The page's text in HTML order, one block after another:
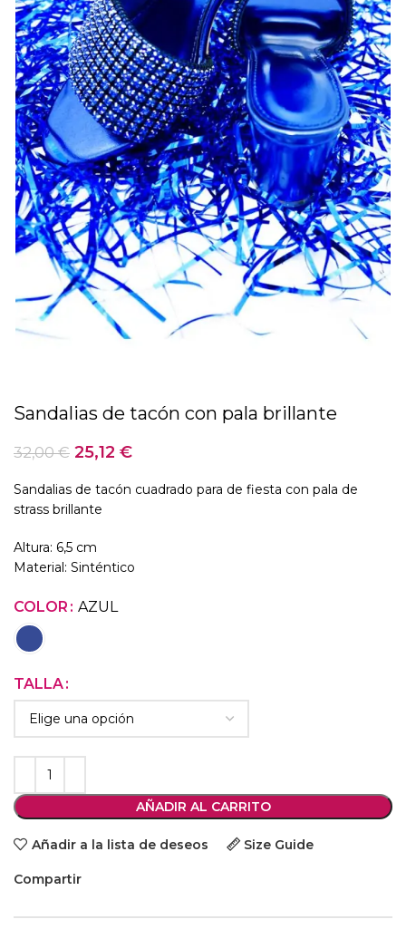
Sandalias de tacón con pala brillante
32,00€ 25,12 €
Sandalias de tacón cuadrado para de fiesta con pala de
strass brillante
Altura: 6,5 cm
Material: Sinténtico
COLOR AZUL
TALLA
AÑADIR AL CARRITO
Añadir a la lista de deseos Size Guide
Compartir